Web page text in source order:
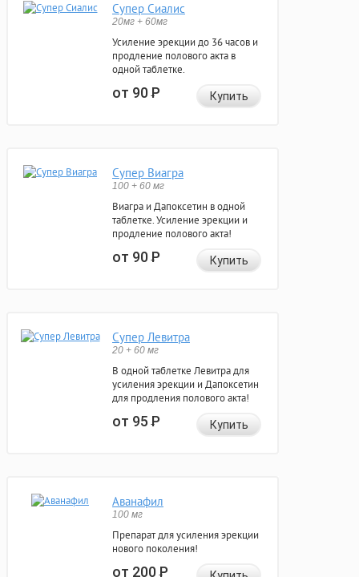
Супер Сиалис
20мг + 60мг
Усиление эрекции до 36 часов и
продление полового акта в
одной таблетке.
от 90Р Купить
Супер Виагра
100 + 60 мг
Виагра и Дапоксетин в одной
таблетке. Усиление эрекции и
продление полового акта!
от 90Р Купить
Супер Левитра
20 + 60 мг
В одной таблетке Левитра для
усиления эрекции и Дапоксетин
для продления полового акта!
от 95Р Купить
Аванафил
100 мг
Препарат для усиления эрекции
нового поколения!
от 200Р